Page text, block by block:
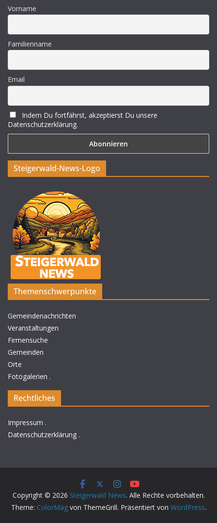
Vorname
Familienname
Email
Indem Du fortfährst, akzeptierst Du unsere
Datenschutzerklärung.
Steigerwald-News-Logo
Themenschwerpunkte
Gemeindenachrichten
Veranstaltungen
Firmensuche
Gemeinden
Orte
Fotogalerien .
Rechtliches
Impressum .
Datenschutzerklärung .
Copyright © 2026 Steigerwald News. Alle Rechte vorbehalten.
Theme: ColorMagvon ThemeGrill. Präsentiert von WordPress.